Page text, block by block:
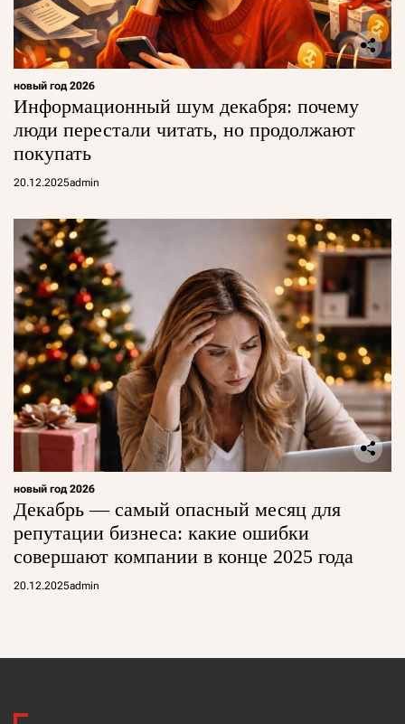
новый год 2026
Информационный шум декабря: почему
люди перестали читать, но продолжают
покупать
20.12.2025admin
новый год 2026
Декабрь — самый опасный месяц для
репутации бизнеса: какие ошибки
совершают компании в конце 2025 года
20.12.2025admin